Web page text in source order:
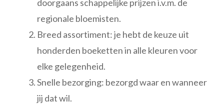
doorgaans schappelijke prijzen i.v.m. de
regionale bloemisten.
Breed assortiment: je hebt de keuze uit
honderden boeketten in alle kleuren voor
elke gelegenheid.
Snelle bezorging: bezorgd waar en wanneer
jij dat wil.